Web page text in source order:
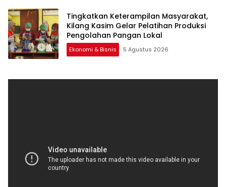
Tingkatkan Keterampilan Masyarakat,
Kilang Kasim Gelar Pelatihan Produksi
Pengolahan Pangan Lokal
Ekonomi & Bisnis 5 Agustus 2026